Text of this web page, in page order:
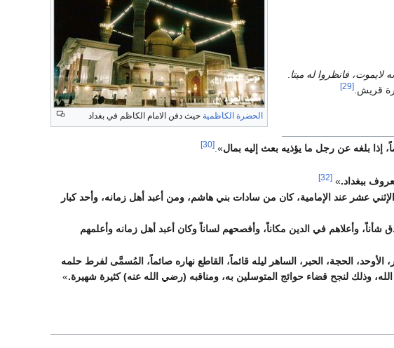
الحضرة الكاظمية حيث دفن الامام الكاظم في بغداد
فانظروا له ميتا
قريش. [29]
إذا بلغه عن رجل ما يؤذيه بعث إليه بمال».
[30]
ببغداد.»
[32]
عشر عند الإمامية، كان من سادات بني هاشم، ومن أعبد أهل زمانه، وأحد كبار
وأعلاهم في الدين مكاناً، وأفصحهم لساناً وكان أعبد أهل زمانه وأعلمهم
الأوحد، الحجة، الحبر، الساهر ليله قائماً، القاطع نهاره صائماً، المُسمَّى لفرط حلمه
وذلك لنجح قضاء حوائج المتوسلين به، ومناقبه (رضي الله عنه) كثيرة شهيرة.»